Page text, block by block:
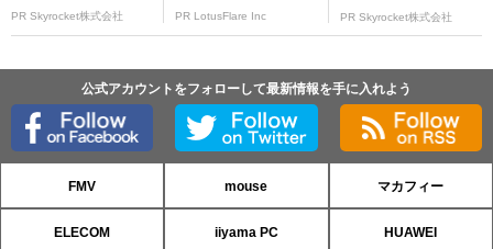
PR Skyrocket株式会社 PR LotusFlare Inc PR Skyrocket株式会社
公式アカウントをフォローして最新情報を手に入れよう
FMV mouse マカフィー
ELECOM iiyama PC HUAWEI